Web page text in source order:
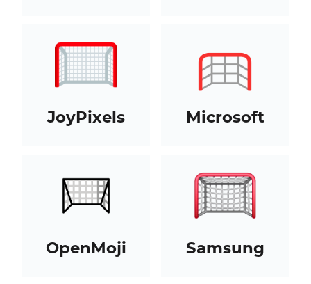
JoyPixels Microsoft
OpenMoji Samsung